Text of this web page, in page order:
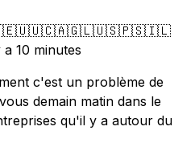
🇫🇷🇪🇺🇺🇨🇦🇬🇱🇺🇸🇵🇸🇮🇱
a 10 minutes
c'est un problème de
demain matin dans le
qu'il y a autour du